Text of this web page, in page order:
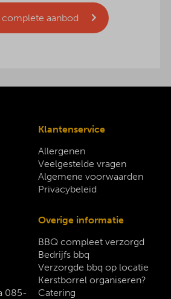
aanbod
085-
Klantenservice
Allergenen
Veelgestelde vragen
Algemene voorwaarden
Privacybeleid
Overige informatie
BBQ compleet verzorgd
Bedrijfs bbq
Verzorgde bbq op locatie
Kerstborrel organiseren?
Catering